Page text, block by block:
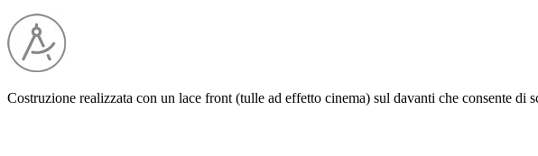
Costruzione realizzata con un lace front (tulle ad effetto cinema) sul davanti che consente di